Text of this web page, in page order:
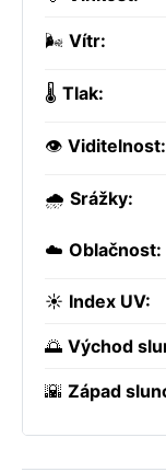
🌬️ Vítr:
🌡️ Tlak:
👁️ Viditelnost:
🌧️ Srážky:
☁️ Oblačnost:
☀️ Index UV:
🌅 Východ
🌇 Západ